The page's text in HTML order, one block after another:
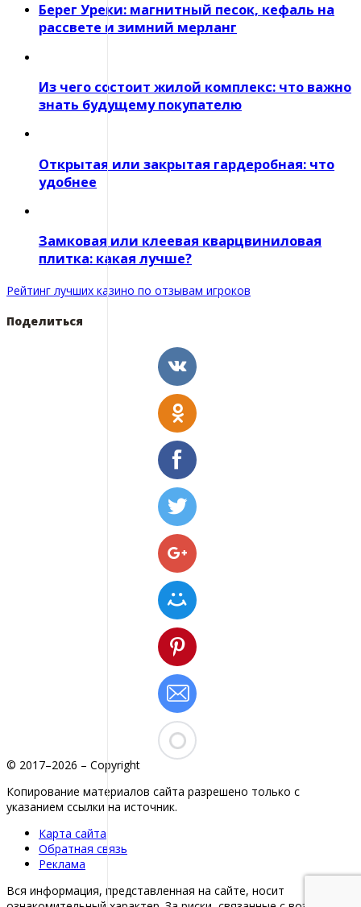
Берег Уреки: магнитный песок, кефаль на
рассвете и зимний мерланг
Из чего состоит жилой комплекс: что важно
знать будущему покупателю
Открытая или закрытая гардеробная: что
удобнее
Замковая или клеевая кварцвиниловая
плитка: какая лучше?
Рейтинг лучших казино по отзывам игроков
Поделиться
© 2017–2026 – Copyright
Копирование материалов сайта разрешено только с
указанием ссылки на источник.
Карта сайта
Обратная связь
Реклама
Вся информация, представленная на сайте, носит